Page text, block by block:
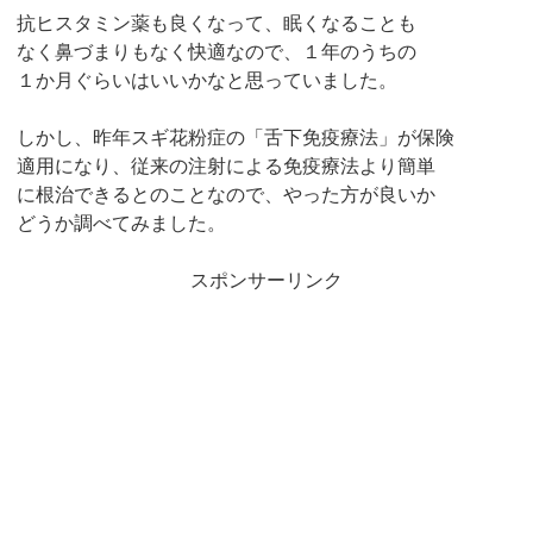
抗ヒスタミン薬も良くなって、眠くなることも
なく鼻づまりもなく快適なので、１年のうちの
１か月ぐらいはいいかなと思っていました。
しかし、昨年スギ花粉症の「舌下免疫療法」が保険
適用になり、従来の注射による免疫療法より簡単
に根治できるとのことなので、やった方が良いか
どうか調べてみました。
スポンサーリンク